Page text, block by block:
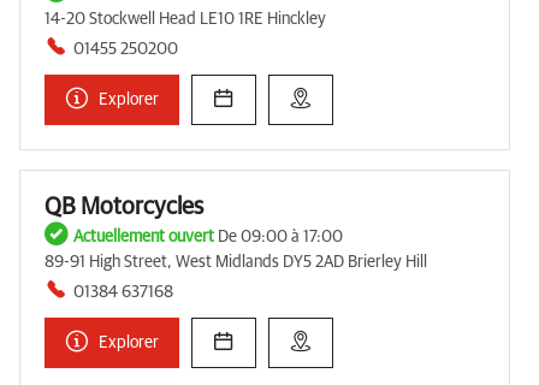
14-20 Stockwell Head LE10 1RE Hinckley
01455 250200
Explorer
QB Motorcycles
Actuellement ouvert De 09:00 à 17:00
89-91 High Street, West Midlands DY5 2AD Brierley Hill
01384 637168
Explorer